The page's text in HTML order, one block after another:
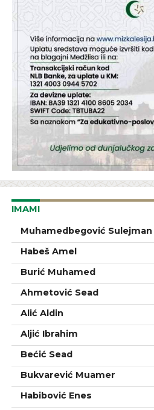
IMAMI
Muhamedbegović Sulejman
Habeš Amel
Burić Muhamed
Ahmetović Sead
Alić Aldin
Aljić Ibrahim
Bećić Sead
Bukvarević Muamer
Habibović Enes